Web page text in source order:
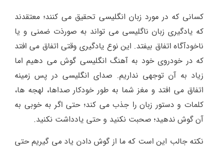
کسانی که در مورد زبان انگلیسی تحقیق می کنند؛ معتقدند
که یادگیری زبان ناگلیسی می تواند به صورذت ضمنی و یا
ناخودآگاه اتفاق بیفتد. این نوع یادگیری وقتی اتفاق می افتد
که در خودروی خود به آهنگ انگلیسی گوش می دهیم اما
زیاد به آن توجهی نداریم. صدای انگلیسی در پس زمینه
اتفاق می افتد و مغز شما به طور خودکار صداها، لهجه ها،
کلمات و دستور زبان را جذب می کند؛ حتی اگر به خوبی به
آن گوش ندهید؛ صحبت نکنید و حتی یادداشت نکنید.
نکته جالب این است که ما از گوش دادن یاد می گیریم حتی